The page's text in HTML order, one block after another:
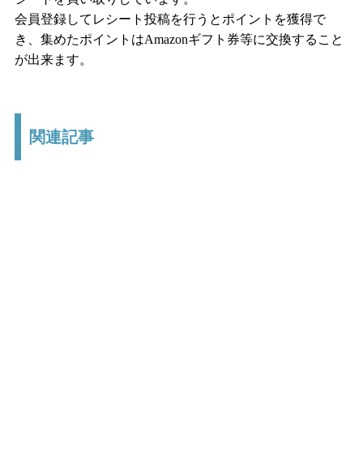
会員登録してレシート投稿を行うとポイントを獲得で
き、集めたポイントはAmazonギフト券等に交換すること
が出来ます。
関連記事